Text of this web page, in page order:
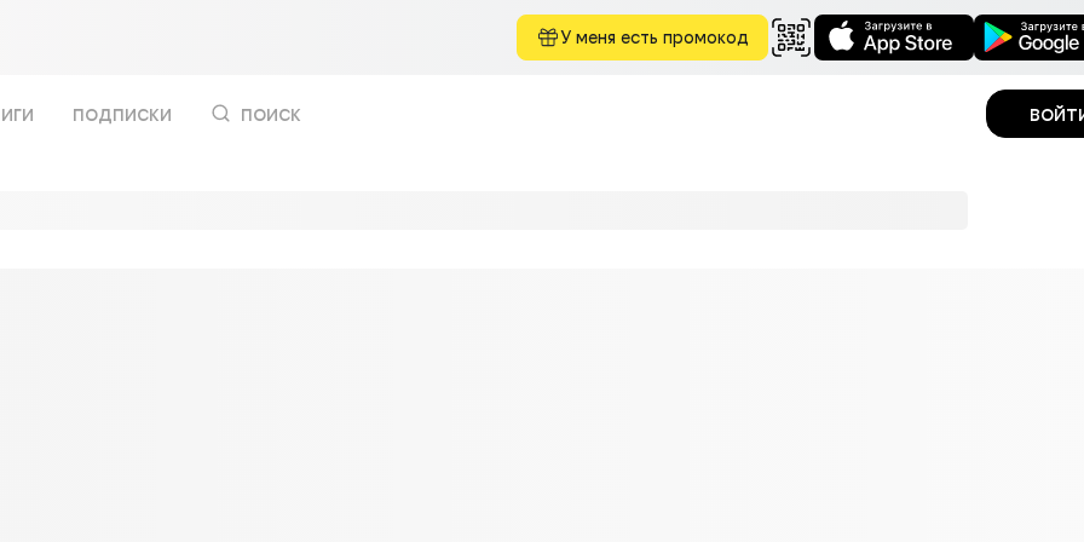
У меня есть промокод
подписки поиск